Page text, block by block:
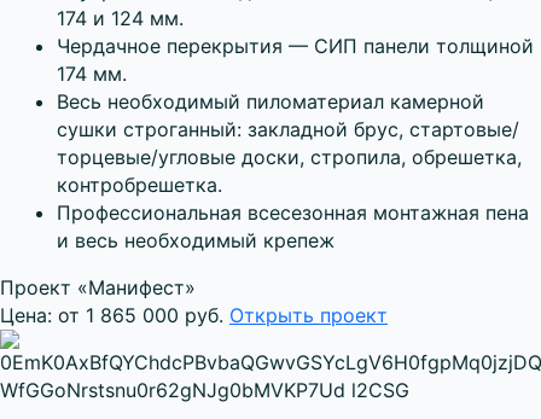
174 и 124 мм.
Чердачное перекрытия — СИП панели толщиной
174 мм.
Весь необходимый пиломатериал камерной
сушки строганный: закладной брус, стартовые/
торцевые/угловые доски, стропила, обрешетка,
контробрешетка.
Профессиональная всесезонная монтажная пена
и весь необходимый крепеж
Проект «Манифест»
Цена: от 1 865 000 руб. Открыть проект